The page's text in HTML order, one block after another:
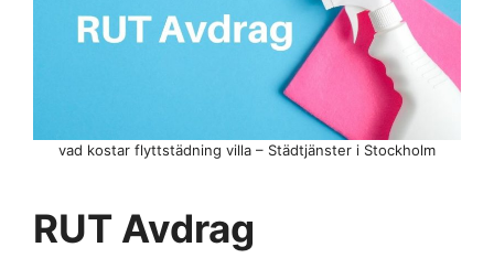
RUT Avdrag
vad kostar flyttstädning villa – Städtjänster i Stockholm